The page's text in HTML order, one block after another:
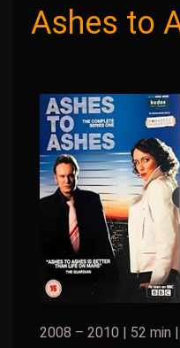
Ashes to
2008 – 2010 | 52 min